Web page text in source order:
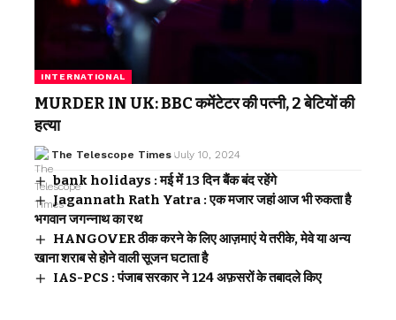
INTERNATIONAL
MURDER IN UK: BBC कमेंटेटर की पत्नी, 2 बेटियों की
हत्या
The Telescope Times July 10, 2024
bank holidays : मई में 13 दिन बैंक बंद रहेंगे
Jagannath Rath Yatra : एक मजार जहां आज भी रुकता है
भगवान जगन्नाथ का रथ
HANGOVER ठीक करने के लिए आज़माएं ये तरीके, मेवे या अन्य
खाना शराब से होने वाली सूजन घटाता है
IAS-PCS : पंजाब सरकार ने 124 अफ़सरों के तबादले किए